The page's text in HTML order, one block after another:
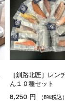
［釧路北匠］レン
ん１０種セット
8,250 円 （8%税込